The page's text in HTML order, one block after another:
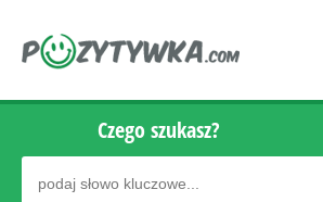
Czego szukasz?